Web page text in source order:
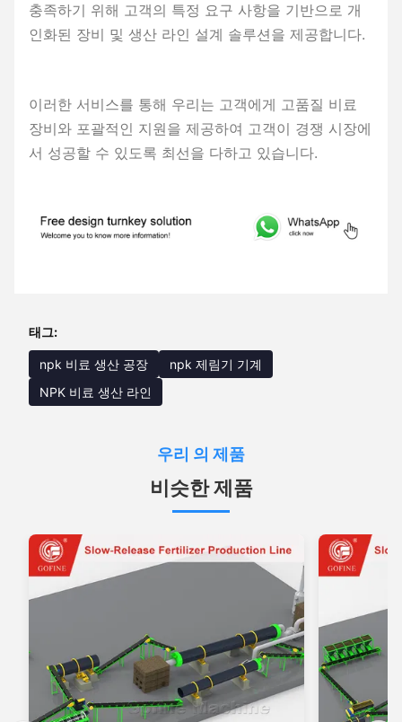
충족하기 위해 고객의 특정 요구 사항을 기반으로 개
인화된 장비 및 생산 라인 설계 솔루션을 제공합니다.
이러한 서비스를 통해 우리는 고객에게 고품질 비료
장비와 포괄적인 지원을 제공하여 고객이 경쟁 시장에
서 성공할 수 있도록 최선을 다하고 있습니다.
태그:
npk 비료 생산 공장
npk 제림기 기계
NPK 비료 생산 라인
우리 의 제품
비슷한 제품